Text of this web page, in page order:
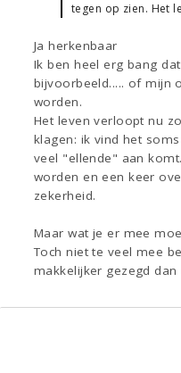
tegen op zien. Het
Ja herkenbaar
Ik ben heel erg bang
bijvoorbeeld..... of mijn
worden.
Het leven verloopt nu
klagen: ik vind het
veel "ellende" aan
worden en een keer
zekerheid.
Maar wat je er mee
Toch niet te veel mee
makkelijker gezegd dan